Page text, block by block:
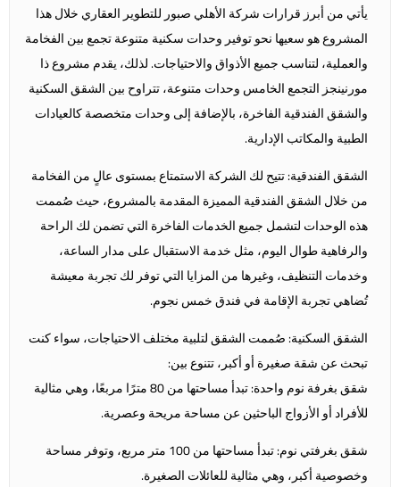
يأتي من أبرز قرارات شركة الأهلي صبور للتطوير العقاري خلال هذا
المشروع هو سعيها نحو توفير وحدات سكنية متنوعة تجمع بين الفخامة
والعملية، لتناسب جميع الأذواق والاحتياجات. لذلك، يقدم مشروع ذا
مورنينجز التجمع الخامس وحدات متنوعة، تتراوح بين الشقق السكنية
والشقق الفندقية الفاخرة، بالإضافة إلى وحدات متخصصة كالعيادات
الطبية والمكاتب الإدارية.
الشقق الفندقية: تتيح لك الشركة الاستمتاع بمستوى عالٍ من الفخامة
من خلال الشقق الفندقية المميزة المقدمة بالمشروع، حيث صُممت
هذه الوحدات لتشمل جميع الخدمات الفاخرة التي تضمن لك الراحة
والرفاهية طوال اليوم، مثل خدمة الاستقبال على مدار الساعة،
وخدمات التنظيف، وغيرها من المزايا التي توفر لك تجربة معيشة
تُضاهي تجربة الإقامة في فندق خمس نجوم.
الشقق السكنية: صُممت الشقق لتلبية مختلف الاحتياجات، سواء كنت
تبحث عن شقة صغيرة أو أكبر، تتنوع بين:
شقق بغرفة نوم واحدة: تبدأ مساحتها من 80 مترًا مربعًا، وهي مثالية
للأفراد أو الأزواج الباحثين عن مساحة مريحة وعصرية.
شقق بغرفتي نوم: تبدأ مساحتها من 100 متر مربع، وتوفر مساحة
وخصوصية أكبر، وهي مثالية للعائلات الصغيرة.